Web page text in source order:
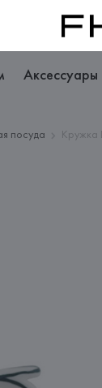
Аксессуары
посуда Кружка